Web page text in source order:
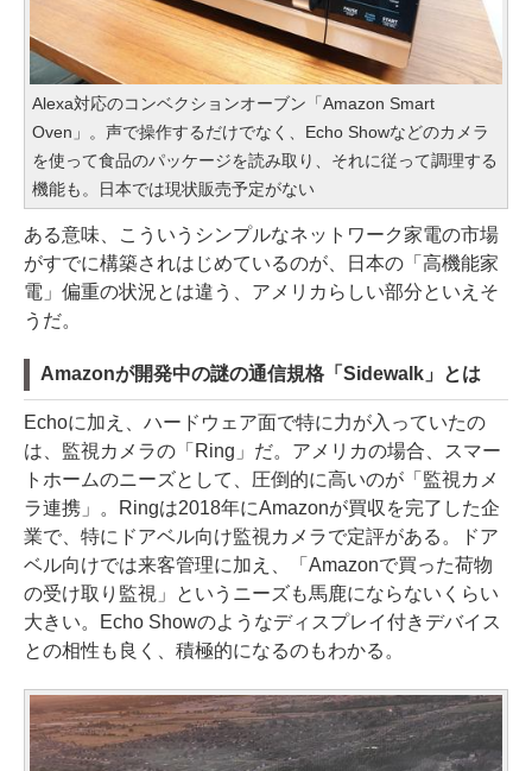
Alexa対応のコンベクションオーブン「Amazon Smart
Oven」。声で操作するだけでなく、Echo Showなどのカメラ
を使って食品のパッケージを読み取り、それに従って調理する
機能も。日本では現状販売予定がない
ある意味、こういうシンプルなネットワーク家電の市場
がすでに構築されはじめているのが、日本の「高機能家
電」偏重の状況とは違う、アメリカらしい部分といえそ
うだ。
Amazonが開発中の謎の通信規格「Sidewalk」とは
Echoに加え、ハードウェア面で特に力が入っていたの
は、監視カメラの「Ring」だ。アメリカの場合、スマー
トホームのニーズとして、圧倒的に高いのが「監視カメ
ラ連携」。Ringは2018年にAmazonが買収を完了した企
業で、特にドアベル向け監視カメラで定評がある。ドア
ベル向けでは来客管理に加え、「Amazonで買った荷物
の受け取り監視」というニーズも馬鹿にならないくらい
大きい。Echo Showのようなディスプレイ付きデバイス
との相性も良く、積極的になるのもわかる。